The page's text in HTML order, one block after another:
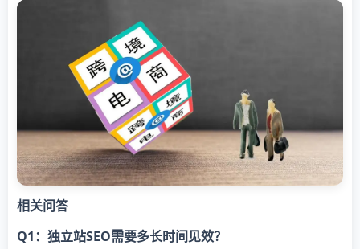
相关问答
Q1：独立站SEO需要多长时间见效？